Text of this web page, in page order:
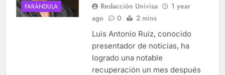
FARÁNDULA Redacción Univisa
1 year
ago
0 2 mins
Luis Antonio Ruiz, conocido
presentador de noticias, ha
logrado una notable
recuperación un mes después